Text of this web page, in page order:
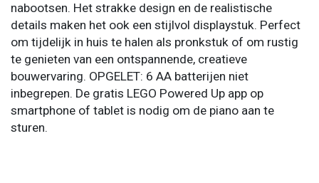
nabootsen. Het strakke design en de realistische
details maken het ook een stijlvol displaystuk. Perfect
om tijdelijk in huis te halen als pronkstuk of om rustig
te genieten van een ontspannende, creatieve
bouwervaring. OPGELET: 6 AA batterijen niet
inbegrepen. De gratis LEGO Powered Up app op
smartphone of tablet is nodig om de piano aan te
sturen.